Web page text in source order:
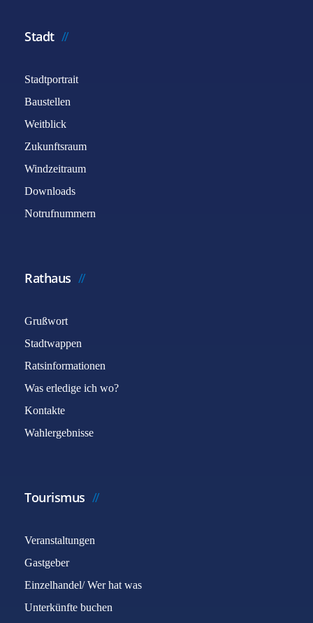
E-Mail*
Nachricht
Captcha*
E-Mail senden
Stadt
Stadtportrait
Baustellen
Weitblick
Zukunftsraum
Windzeitraum
Downloads
Notrufnummern
Rathaus
Grußwort
Stadtwappen
Ratsinformationen
Was erledige ich wo?
Kontakte
Wahlergebnisse
Tourismus
Veranstaltungen
Gastgeber
Einzelhandel/ Wer hat was
Unterkünfte buchen